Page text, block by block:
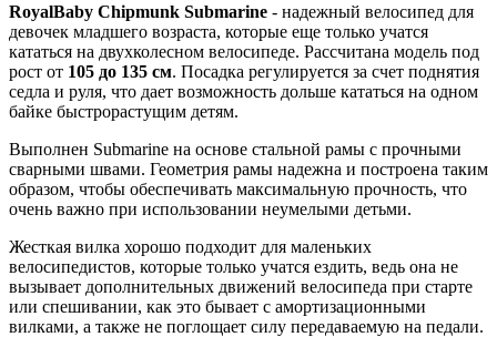
RoyalBaby Chipmunk Submarine - надежный велосипед для
девочек младшего возраста, которые еще только учатся
кататься на двухколесном велосипеде. Рассчитана модель под
рост от 105 до 135 см. Посадка регулируется за счет поднятия
седла и руля, что дает возможность дольше кататься на одном
байке быстрорастущим детям.
Выполнен Submarine на основе стальной рамы с прочными
сварными швами. Геометрия рамы надежна и построена таким
образом, чтобы обеспечивать максимальную прочность, что
очень важно при использовании неумелыми детьми.
Жесткая вилка хорошо подходит для маленьких
велосипедистов, которые только учатся ездить, ведь она не
вызывает дополнительных движений велосипеда при старте
или спешивании, как это бывает с амортизационными
вилками, а также не поглощает силу передаваемую на педали.